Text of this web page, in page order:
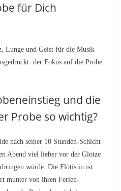
für Dich
Lunge und Geist für die Musik
der Fokus auf die Probe
und die
Probe so wichtig?
nach seiner 10 Stunden-Schicht
Abend viel lieber vor der Glotze
würde. Die Flötistin ist
munter von ihren Ferien-